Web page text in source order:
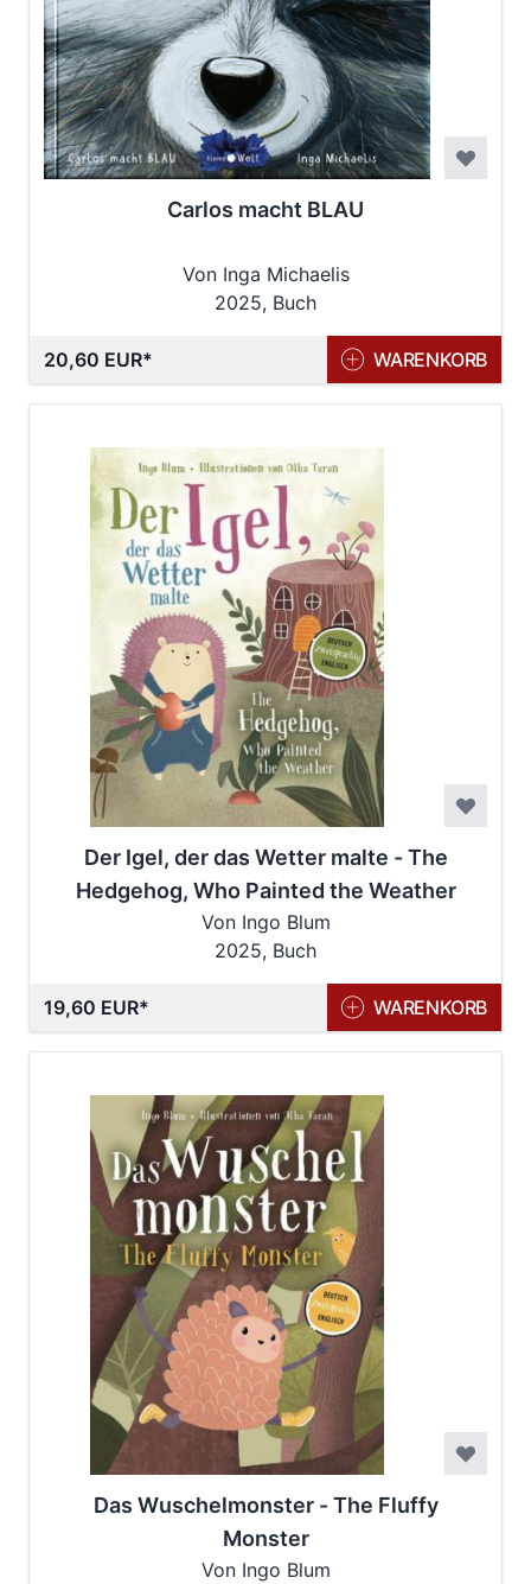
Carlos macht BLAU
Von Inga Michaelis
2025, Buch
20,60 EUR WARENKORB
Der Igel, der das Wetter malte - The
Hedgehog, Who Painted the Weather
Von Ingo Blum
2025, Buch
19,60 EUR WARENKORB
Das Wuschelmonster - The Fluffy
Monster
Von Ingo Blum